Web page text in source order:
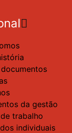
da gestão
trabalho
individuais